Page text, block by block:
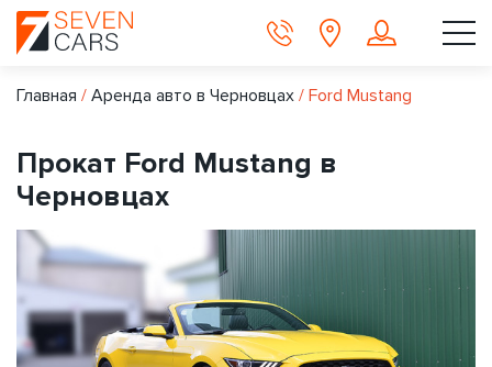
Главная / Аренда авто в Черновцах / Ford Mustang
Прокат Ford Mustang в
Черновцах